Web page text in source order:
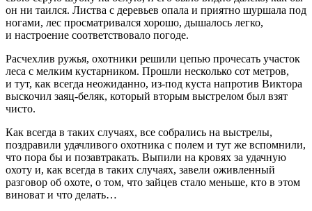
он ни таился. Листва с деревьев опала и приятно шуршала под
ногами, лес просматривался хорошо, дышалось легко,
и настроение соответствовало погоде.
Расчехлив ружья, охотники решили цепью прочесать участок
леса с мелким кустарником. Прошли несколько сот метров,
и тут, как всегда неожиданно, из-под куста напротив Виктора
выскочил заяц-беляк, который вторым выстрелом был взят
чисто.
Как всегда в таких случаях, все собрались на выстрелы,
поздравили удачливого охотника с полем и тут же вспомнили,
что пора бы и позавтракать. Выпили на кровях за удачную
охоту и, как всегда в таких случаях, завели оживленный
разговор об охоте, о том, что зайцев стало меньше, кто в этом
виноват и что делать…